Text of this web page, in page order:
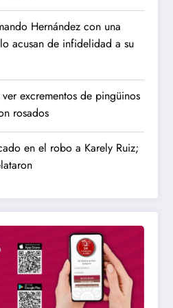
Hernández con una
acusan de infidelidad a su
excrementos de pingüinos
rosados
en el robo a Karely Ruiz;